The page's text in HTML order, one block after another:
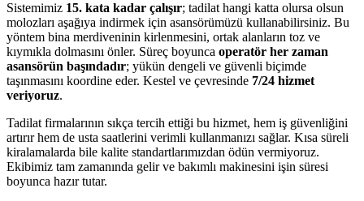
Sistemimiz 15. kata kadar çalışır; tadilat hangi katta olursa olsun
molozları aşağıya indirmek için asansörümüzü kullanabilirsiniz. Bu
yöntem bina merdiveninin kirlenmesini, ortak alanların toz ve
kıymıkla dolmasını önler. Süreç boyunca operatör her zaman
asansörün başındadır; yükün dengeli ve güvenli biçimde
taşınmasını koordine eder. Kestel ve çevresinde 7/24 hizmet
veriyoruz.
Tadilat firmalarının sıkça tercih ettiği bu hizmet, hem iş güvenliğini
artırır hem de usta saatlerini verimli kullanmanızı sağlar. Kısa süreli
kiralamalarda bile kalite standartlarımızdan ödün vermiyoruz.
Ekibimiz tam zamanında gelir ve bakımlı makinesini işin süresi
boyunca hazır tutar.